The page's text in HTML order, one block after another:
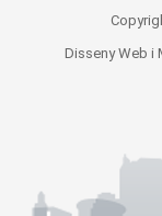
Disseny Web i